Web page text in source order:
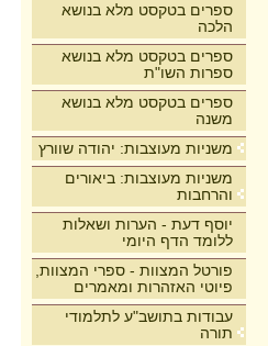
ספרים בטקסט מלא בנושא
הלכה
ספרים בטקסט מלא בנושא
ספרות השו"ת
ספרים בטקסט מלא בנושא
משנה
משניות מעוצבות: יהודה שוורץ
משניות מעוצבות: ביאורים
והרחבות
יוסף דעת - הערות ושאלות
ללומד הדף היומי
פורטל המצוות - ספרי המצוות,
פיוטי האזהרות ומאמרים
עבודות בתושב"ע לתלמודי
תורה